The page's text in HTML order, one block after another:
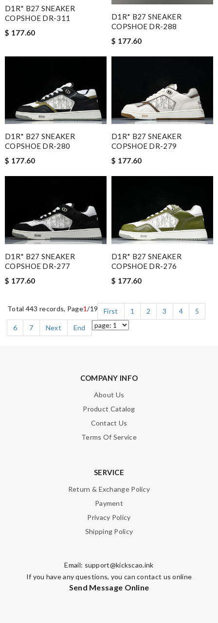
D1R* B27 SNEAKER
COPSHOE DR-311
$ 177.60
D1R* B27 SNEAKER
COPSHOE DR-288
$ 177.60
D1R* B27 SNEAKER
COPSHOE DR-280
$ 177.60
D1R* B27 SNEAKER
COPSHOE DR-279
$ 177.60
D1R* B27 SNEAKER
COPSHOE DR-277
$ 177.60
D1R* B27 SNEAKER
COPSHOE DR-276
$ 177.60
Total 443 records, Page1/19 First 1 2 3 4
5
6
7 Next End
COMPANY INFO
About Us
Product Catalog
Contact Us
Terms Of Service
SERVICE
Return & Exchange Policy
Payment
Privacy Policy
Shipping Policy
Email: support@kickscao.ink
If you have any questions, you can contact us online
Send Message Online